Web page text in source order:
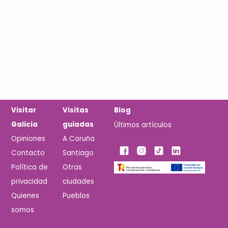
Visitar
Galicia
Opiniones
Contacto
Política de
privacidad
Quienes
somos
Visitas
guiadas
A Coruña
Santiago
Otras
ciudades
Pueblos
Blog
Últimos artículos